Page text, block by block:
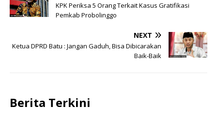
KPK Periksa 5 Orang Terkait Kasus Gratifikasi
Pemkab Probolinggo
NEXT
Ketua DPRD Batu : Jangan Gaduh, Bisa Dibicarakan
Baik-Baik
Berita Terkini